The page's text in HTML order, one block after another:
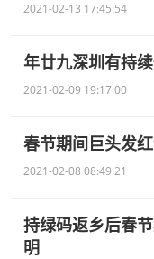
2021-02-13 17:45:54
年廿九深圳有持
2021-02-09 19:17:00
春节期间巨头发
2021-02-08 08:49:21
持绿码返乡后春
明